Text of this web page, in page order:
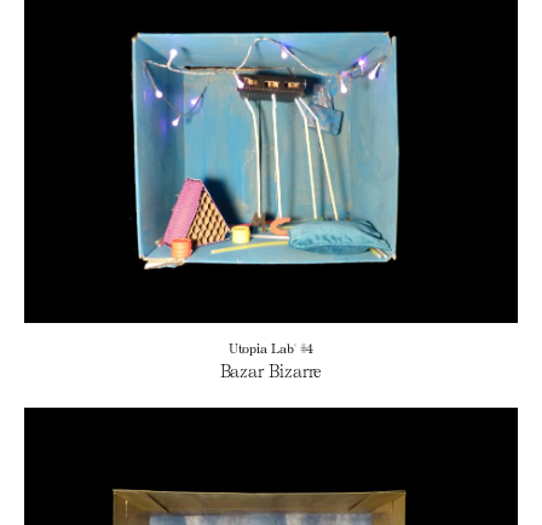
Utopia Lab' #4
Bazar Bizarre